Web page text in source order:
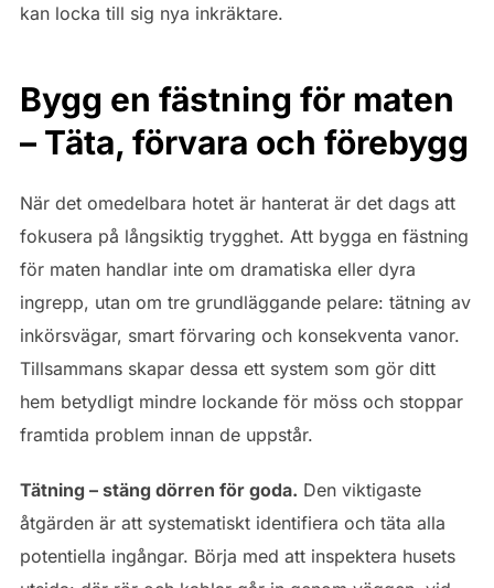
kan locka till sig nya inkräktare.
Bygg en fästning för maten
– Täta, förvara och förebygg
När det omedelbara hotet är hanterat är det dags att
fokusera på långsiktig trygghet. Att bygga en fästning
för maten handlar inte om dramatiska eller dyra
ingrepp, utan om tre grundläggande pelare: tätning av
inkörsvägar, smart förvaring och konsekventa vanor.
Tillsammans skapar dessa ett system som gör ditt
hem betydligt mindre lockande för möss och stoppar
framtida problem innan de uppstår.
Tätning – stäng dörren för goda. Den viktigaste
åtgärden är att systematiskt identifiera och täta alla
potentiella ingångar. Börja med att inspektera husets